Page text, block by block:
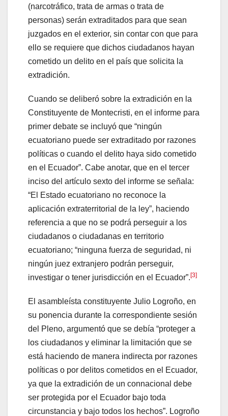
(narcotráfico, trata de armas o trata de
personas) serán extraditados para que sean
juzgados en el exterior, sin contar con que para
ello se requiere que dichos ciudadanos hayan
cometido un delito en el país que solicita la
extradición.
Cuando se deliberó sobre la extradición en la
Constituyente de Montecristi, en el informe para
primer debate se incluyó que “ningún
ecuatoriano puede ser extraditado por razones
políticas o cuando el delito haya sido cometido
en el Ecuador”. Cabe anotar, que en el tercer
inciso del artículo sexto del informe se señala:
“El Estado ecuatoriano no reconoce la
aplicación extraterritorial de la ley”, haciendo
referencia a que no se podrá perseguir a los
ciudadanos o ciudadanas en territorio
ecuatoriano; “ninguna fuerza de seguridad, ni
ningún juez extranjero podrán perseguir,
investigar o tener jurisdicción en el Ecuador”.[3]
El asambleísta constituyente Julio Logroño, en
su ponencia durante la correspondiente sesión
del Pleno, argumentó que se debía “proteger a
los ciudadanos y eliminar la limitación que se
está haciendo de manera indirecta por razones
políticas o por delitos cometidos en el Ecuador,
ya que la extradición de un connacional debe
ser protegida por el Ecuador bajo toda
circunstancia y bajo todos los hechos”. Logroño